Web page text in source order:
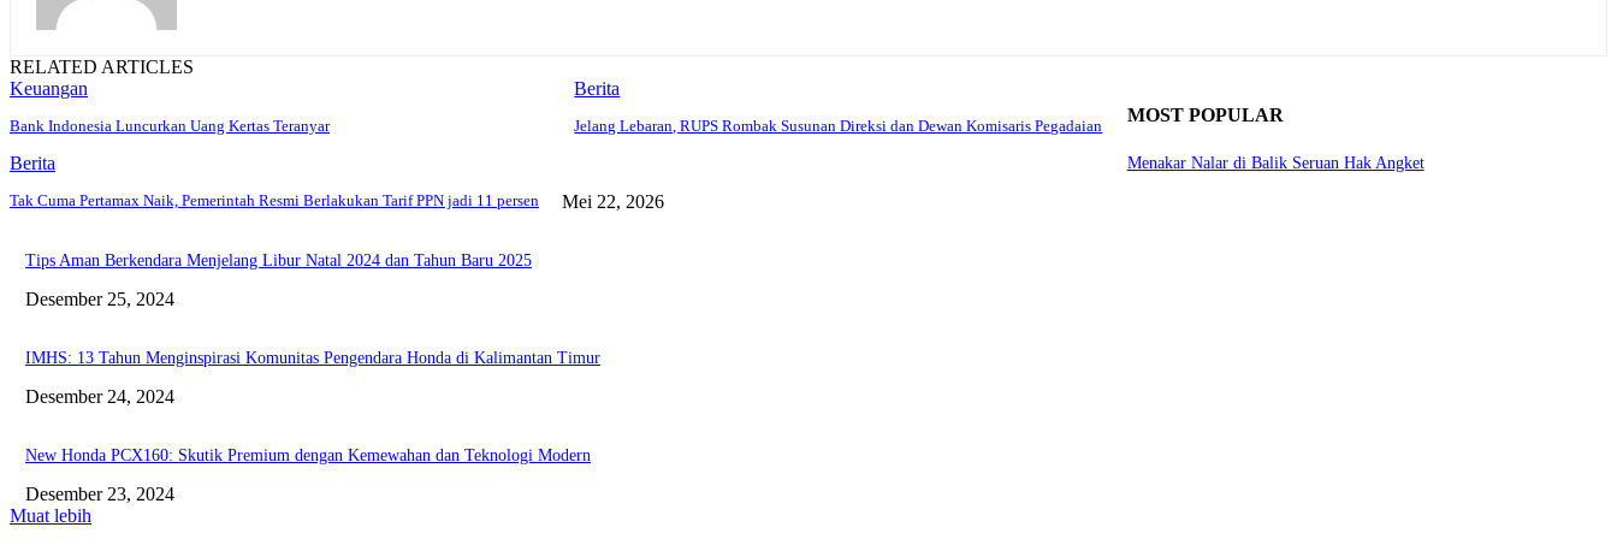
RELATED ARTICLES
Keuangan
Bank Indonesia Luncurkan Uang Kertas Teranyar
Berita
Jelang Lebaran, RUPS Rombak Susunan Direksi dan Dewan Komisaris Pegadaian
Berita
Tak Cuma Pertamax Naik, Pemerintah Resmi Berlakukan Tarif PPN jadi 11 persen
MOST POPULAR
Menakar Nalar di Balik Seruan Hak Angket
Mei 22, 2026
Tips Aman Berkendara Menjelang Libur Natal 2024 dan Tahun Baru 2025
Desember 25, 2024
IMHS: 13 Tahun Menginspirasi Komunitas Pengendara Honda di Kalimantan Timur
Desember 24, 2024
New Honda PCX160: Skutik Premium dengan Kemewahan dan Teknologi Modern
Desember 23, 2024
Muat lebih